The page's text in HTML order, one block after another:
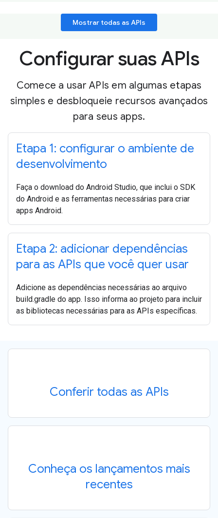
Mostrar todas as APIs
Configurar suas APIs
Comece a usar APIs em algumas etapas
simples e desbloqueie recursos avançados
para seus apps.
Etapa 1: configurar o ambiente de
desenvolvimento
Faça o download do Android Studio, que inclui o SDK
do Android e as ferramentas necessárias para criar
apps Android.
Etapa 2: adicionar dependências
para as APIs que você quer usar
Adicione as dependências necessárias ao arquivo
build.gradle do app. Isso informa ao projeto para incluir
as bibliotecas necessárias para as APIs específicas.
Conferir todas as APIs
Conheça os lançamentos mais
recentes